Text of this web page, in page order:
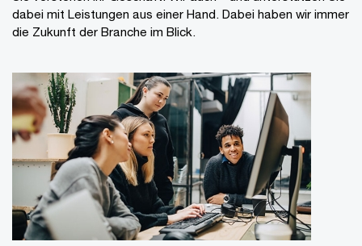
dabei mit Leistungen aus einer Hand. Dabei haben wir immer
die Zukunft der Branche im Blick.